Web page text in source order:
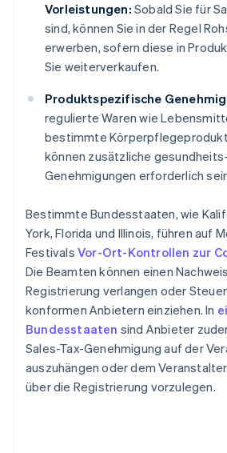
Vorleistungen: Sobald Sie für
sind, können Sie in der Regel
erwerben, sofern diese in
Sie weiterverkaufen.
Produktspezifische
regulierte Waren wie
bestimmte
können zusätzliche
Genehmigungen erforderlich
Bestimmte Bundesstaaten, wie
York, Florida und Illinois, führen auf
Festivals Vor-Ort-Kontrollen zur
Die Beamten können einen
Registrierung verlangen oder
konformen Anbietern einziehen. In
Bundesstaaten sind Anbieter
Sales-Tax-Genehmigung auf der
auszuhängen oder dem
über die Registrierung vorzulegen.